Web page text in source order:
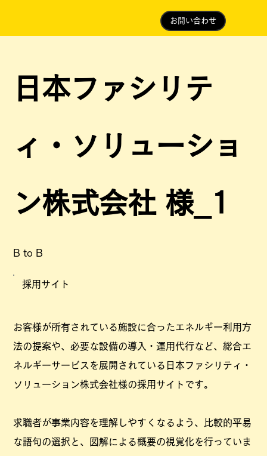
お問い合わせ
日本ファシリテ
ィ・ソリューショ
ン株式会社 様_1
B to B
採用サイト
お客様が所有されている施設に合ったエネルギー利用方
法の提案や、必要な設備の導入・運用代行など、総合エ
ネルギーサービスを展開されている日本ファシリティ・
ソリューション株式会社様の採用サイトです。
求職者が事業内容を理解しやすくなるよう、比較的平易
な語句の選択と、図解による概要の視覚化を行っていま